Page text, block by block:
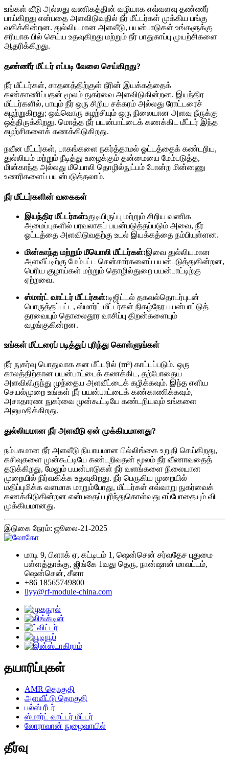
உங்கள் வீடு அல்லது வணிகத்தின் வழியாக எவ்வளவு தண்ணீர்
பாய்கிறது என்பதை அளவிடுவதில் நீர் மீட்டர்கள் முக்கிய பங்கு
வகிக்கின்றன. துல்லியமான அளவீடு, பயன்பாடுகள் உங்களுக்கு
சரியாக பில் செய்ய உதவுகிறது மற்றும் நீர் பாதுகாப்பு முயற்சிகளை
ஆதரிக்கிறது.
தண்ணீர் மீட்டர் எப்படி வேலை செய்கிறது?
நீர் மீட்டர்கள், சாதனத்திற்குள் நீரின் இயக்கத்தைக்
கண்காணிப்பதன் மூலம் நுகர்வை அளவிடுகின்றன. இயந்திர
மீட்டர்களில், பாயும் நீர் ஒரு சிறிய சக்கரம் அல்லது ரோட்டரைச்
சுழற்றுகிறது; ஒவ்வொரு சுழற்சியும் ஒரு நிலையான அளவு நீருக்கு
ஒத்திருக்கிறது. மொத்த நீர் பயன்பாட்டைக் கணக்கிட மீட்டர் இந்த
சுழற்சிகளைக் கணக்கிடுகிறது.
நவீன மீட்டர்கள், பாகங்களை நகர்த்தாமல் ஓட்டத்தைக் கண்டறிய,
துல்லியம் மற்றும் நீடித்து உழைக்கும் தன்மையை மேம்படுத்த,
மின்காந்த அல்லது மீயொலி தொழில்நுட்பம் போன்ற மின்னணு
உணரிகளைப் பயன்படுத்தலாம்.
நீர் மீட்டர்களின் வகைகள்
இயந்திர மீட்டர்கள்:குடியிருப்பு மற்றும் சிறிய வணிக
அமைப்புகளில் பரவலாகப் பயன்படுத்தப்படும் அவை, நீர்
ஓட்டத்தை அளவிடுவதற்கு உடல் இயக்கத்தை நம்பியுள்ளன.
மின்காந்த மற்றும் மீயொலி மீட்டர்கள்:இவை துல்லியமான
அளவீட்டிற்கு மேம்பட்ட சென்சார்களைப் பயன்படுத்துகின்றன,
பெரிய குழாய்கள் மற்றும் தொழில்துறை பயன்பாட்டிற்கு
ஏற்றவை.
ஸ்மார்ட் வாட்டர் மீட்டர்கள்:டிஜிட்டல் தகவல்தொடர்புடன்
பொருத்தப்பட்ட, ஸ்மார்ட் மீட்டர்கள் நிகழ்நேர பயன்பாட்டுத்
தரவையும் தொலைதூர வாசிப்பு திறன்களையும்
வழங்குகின்றன.
உங்கள் மீட்டரைப் படித்துப் புரிந்து கொள்ளுங்கள்
நீர் நுகர்வு பொதுவாக கன மீட்டரில் (m³) காட்டப்படும். ஒரு
காலத்திற்கான பயன்பாட்டைக் கணக்கிட, தற்போதைய
அளவிலிருந்து முந்தைய அளவீட்டைக் கழிக்கவும். இந்த எளிய
செயல்முறை உங்கள் நீர் பயன்பாட்டைக் கண்காணிக்கவும்,
அசாதாரண நுகர்வை முன்கூட்டியே கண்டறியவும் உங்களை
அனுமதிக்கிறது.
துல்லியமான நீர் அளவீடு ஏன் முக்கியமானது?
நம்பகமான நீர் அளவீடு நியாயமான பில்லிங்கை உறுதி செய்கிறது,
கசிவுகளை முன்கூட்டியே கண்டறிவதன் மூலம் நீர் வீணாவதைத்
தடுக்கிறது, மேலும் பயன்பாடுகள் நீர் வளங்களை நிலையான
முறையில் நிர்வகிக்க உதவுகிறது. நீர் பெருகிய முறையில்
மதிப்புமிக்க வளமாக மாறும்போது, ​​மீட்டர்கள் எவ்வாறு நுகர்வைக்
கணக்கிடுகின்றன என்பதைப் புரிந்துகொள்வது எப்போதையும் விட
முக்கியமானது.
இடுகை நேரம்: ஜூலை-21-2025
மாடி 9, பிளாக் ஏ, கட்டிடம் 1, ஷென்சென் சர்வதேச புதுமை
பள்ளத்தாக்கு, ஜிங்கே 1வது தெரு, நான்ஷான் மாவட்டம்,
ஷென்சென், சீனா
+86 18565749800
liyy@rf-module-china.com
தயாரிப்புகள்
AMR தொகுதி
அளவீட்டு தொகுதி
பல்ஸ் ரீடர்
ஸ்மார்ட் வாட்டர் மீட்டர்
லோராவான் நுழைவாயில்
தீர்வு